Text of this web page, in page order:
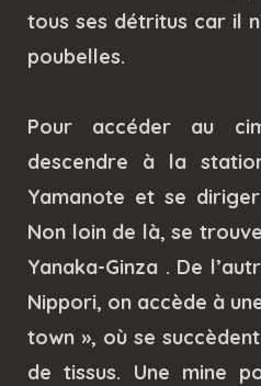
tous ses détritus car il
poubelles.
Pour accéder au
descendre à la
Yamanote et se
Non loin de là, se
Yanaka-Ginza . De
Nippori, on accède à
town », où se
de tissus. Une mine